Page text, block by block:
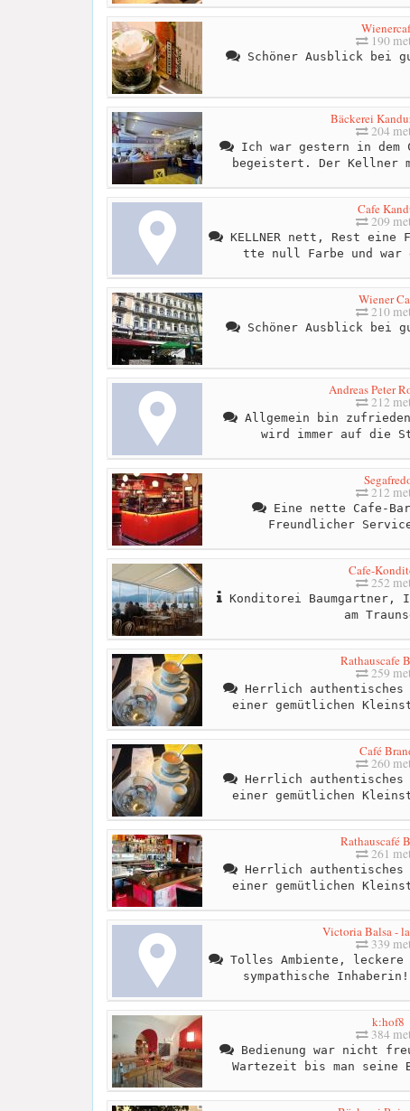
190
Schöner Ausblick bei
Bäckerei
204
Ich war gestern in dem
begeistert. Der Kellner
Cafe
209
KELLNER nett, Rest
tte null Farbe und
Wiener
210
Schöner Ausblick bei
Andreas Peter
212
Allgemein bin
wird immer auf die
212
Eine nette Cafe-
Freundlicher
Cafe-
252
Konditorei
am
Rathauscafe
259
Herrlich authentisches
einer gemütlichen
Café
260
Herrlich authentisches
einer gemütlichen
Rathauscafé
261
Herrlich authentisches
einer gemütlichen
Victoria Balsa -
339
Tolles Ambiente,
sympathische
k:hof8
384
Bedienung war nicht
Wartezeit bis man seine